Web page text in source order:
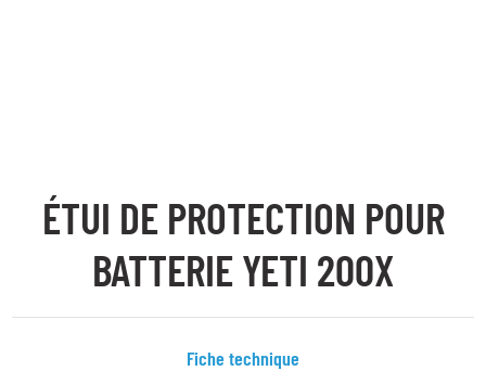
ÉTUI DE PROTECTION POUR
BATTERIE YETI 200X
Fiche technique